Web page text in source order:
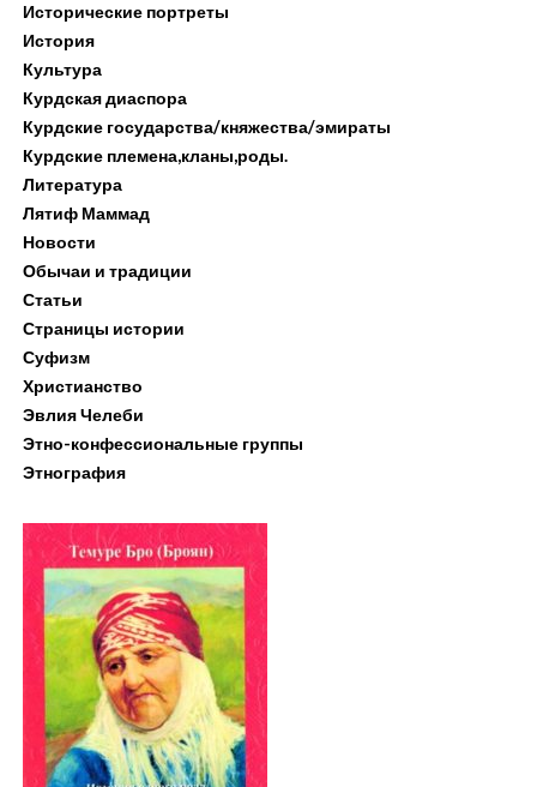
Исторические портреты
История
Культура
Курдская диаспора
Курдские государства/княжества/эмираты
Курдские племена,кланы,роды.
Литература
Лятиф Маммад
Новости
Обычаи и традиции
Статьи
Страницы истории
Суфизм
Христианство
Эвлия Челеби
Этно-конфессиональные группы
Этнография